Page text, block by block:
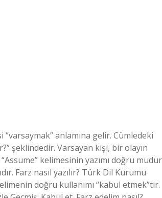
anlamına gelir. Cümledeki
şeklindedir. Varsayan kişi, bir olayın
kelimesinin yazımı doğru mudur
Farz nasıl yazılır? Türk Dil Kurumu
doğru kullanımı “kabul etmek”tir.